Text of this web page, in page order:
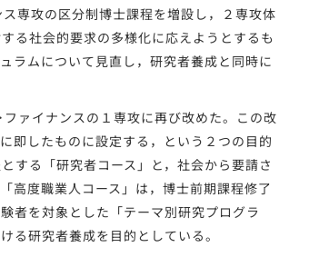
専攻の区分制博士課程を増設し，２専攻体
る社会的要求の多様化に応えようとするも
ラムについて見直し，研究者養成と同時に
ァイナンスの１専攻に再び改めた。この改
即したものに設定する，という２つの目的
する「研究者コース」と，社会から要請さ
高度職業人コース」は，博士前期課程修了
者を対象とした「テーマ別研究プログラ
る研究者養成を目的としている。